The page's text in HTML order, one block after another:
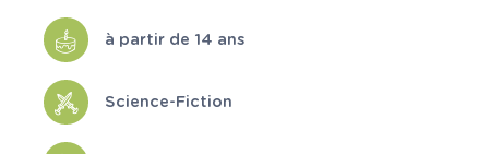
à partir de 14 ans
Science-Fiction